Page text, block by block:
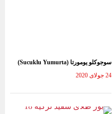
سوجوکلو یومورتا (Sucuklu Yumurta)
24 جولای 2020